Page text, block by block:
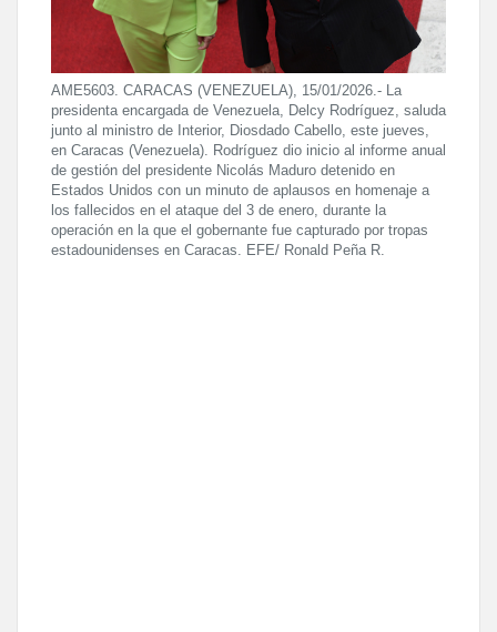
AME5603. CARACAS (VENEZUELA), 15/01/2026.- La
presidenta encargada de Venezuela, Delcy Rodríguez, saluda
junto al ministro de Interior, Diosdado Cabello, este jueves,
en Caracas (Venezuela). Rodríguez dio inicio al informe anual
de gestión del presidente Nicolás Maduro detenido en
Estados Unidos con un minuto de aplausos en homenaje a
los fallecidos en el ataque del 3 de enero, durante la
operación en la que el gobernante fue capturado por tropas
estadounidenses en Caracas. EFE/ Ronald Peña R.